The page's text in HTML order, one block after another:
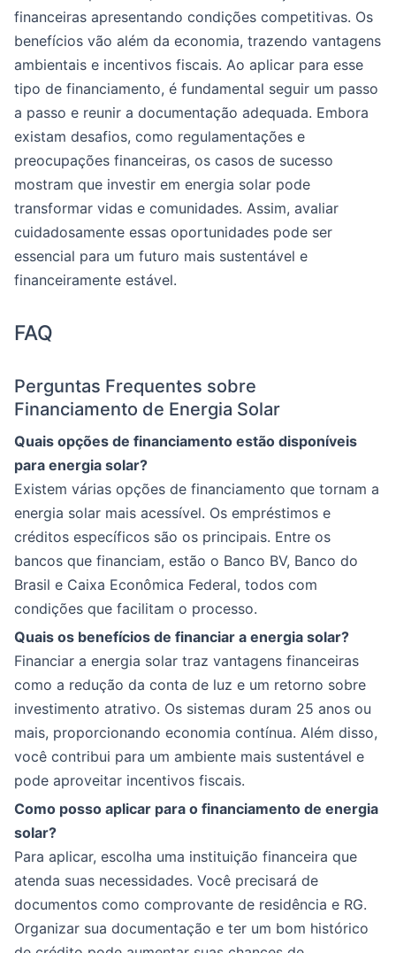
financeiras apresentando condições competitivas. Os
benefícios vão além da economia, trazendo vantagens
ambientais e incentivos fiscais. Ao aplicar para esse
tipo de financiamento, é fundamental seguir um passo
a passo e reunir a documentação adequada. Embora
existam desafios, como regulamentações e
preocupações financeiras, os casos de sucesso
mostram que investir em energia solar pode
transformar vidas e comunidades. Assim, avaliar
cuidadosamente essas oportunidades pode ser
essencial para um futuro mais sustentável e
financeiramente estável.
FAQ
Perguntas Frequentes sobre
Financiamento de Energia Solar
Quais opções de financiamento estão disponíveis
para energia solar?
Existem várias opções de financiamento que tornam a
energia solar mais acessível. Os empréstimos e
créditos específicos são os principais. Entre os
bancos que financiam, estão o Banco BV, Banco do
Brasil e Caixa Econômica Federal, todos com
condições que facilitam o processo.
Quais os benefícios de financiar a energia solar?
Financiar a energia solar traz vantagens financeiras
como a redução da conta de luz e um retorno sobre
investimento atrativo. Os sistemas duram 25 anos ou
mais, proporcionando economia contínua. Além disso,
você contribui para um ambiente mais sustentável e
pode aproveitar incentivos fiscais.
Como posso aplicar para o financiamento de energia
solar?
Para aplicar, escolha uma instituição financeira que
atenda suas necessidades. Você precisará de
documentos como comprovante de residência e RG.
Organizar sua documentação e ter um bom histórico